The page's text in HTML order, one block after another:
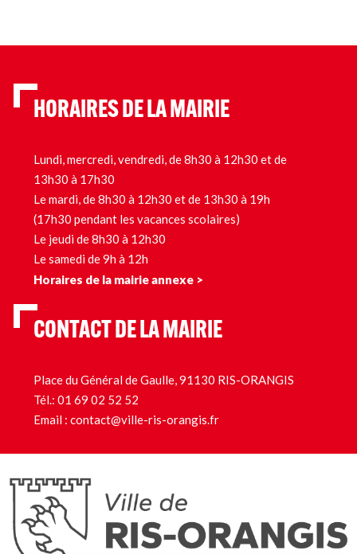
HORAIRES DE LA MAIRIE
Lundi, mercredi, vendredi, de 8h30 à 12h30 et de
13h30 à 17h30
Le mardi, de 8h30 à 12h30 et de 13h30 à 19h
(17h30 pendant les vacances scolaires)
Le jeudi de 8h30 à 12h30
Le samedi de 9h à 12h
Horaires de la mairie annexe >
CONTACT DE LA MAIRIE
Place du Général de Gaulle, 91130 RIS-ORANGIS
Tél.: 01 69 02 52 52
Email : contact@ville-ris-orangis.fr